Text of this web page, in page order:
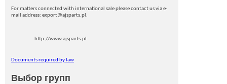
For matters connected with international sale please contact us via e-
mail address: export@ajsparts.pl.
http://www.ajsparts.pl
Documents required by law
Выбор групп